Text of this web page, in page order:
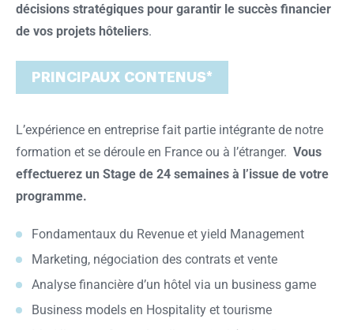
décisions stratégiques pour garantir le succès financier
de vos projets hôteliers.
PRINCIPAUX CONTENUS*
L’expérience en entreprise fait partie intégrante de notre
formation et se déroule en France ou à l’étranger. Vous
effectuerez un Stage de 24 semaines à l’issue de votre
programme.
Fondamentaux du Revenue et yield Management
Marketing, négociation des contrats et vente
Analyse financière d’un hôtel via un business game
Business models en Hospitality et tourisme